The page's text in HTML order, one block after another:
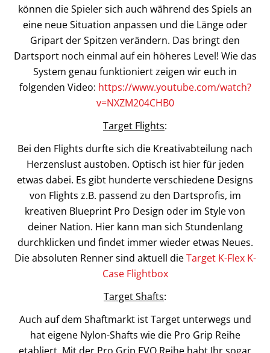
können die Spieler sich auch während des Spiels an
eine neue Situation anpassen und die Länge oder
Gripart der Spitzen verändern. Das bringt den
Dartsport noch einmal auf ein höheres Level! Wie das
System genau funktioniert zeigen wir euch in
folgenden Video: https://www.youtube.com/watch?
v=NXZM204CHB0
Target Flights:
Bei den Flights durfte sich die Kreativabteilung nach
Herzenslust austoben. Optisch ist hier für jeden
etwas dabei. Es gibt hunderte verschiedene Designs
von Flights z.B. passend zu den Dartsprofis, im
kreativen Blueprint Pro Design oder im Style von
deiner Nation. Hier kann man sich Stundenlang
durchklicken und findet immer wieder etwas Neues.
Die absoluten Renner sind aktuell dieTarget K-Flex K-
Case Flightbox
Target Shafts:
Auch auf dem Shaftmarkt ist Target unterwegs und
hat eigene Nylon-Shafts wie die Pro Grip Reihe
etabliert. Mit der Pro Grip EVO Reihe habt Ihr sogar